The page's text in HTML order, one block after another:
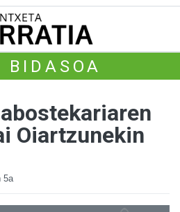
BIDASOA
Oiartzunekin
5a